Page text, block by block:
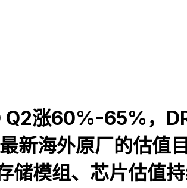
Q2涨60%-65%，
新海外原厂的估
模组、芯片估值